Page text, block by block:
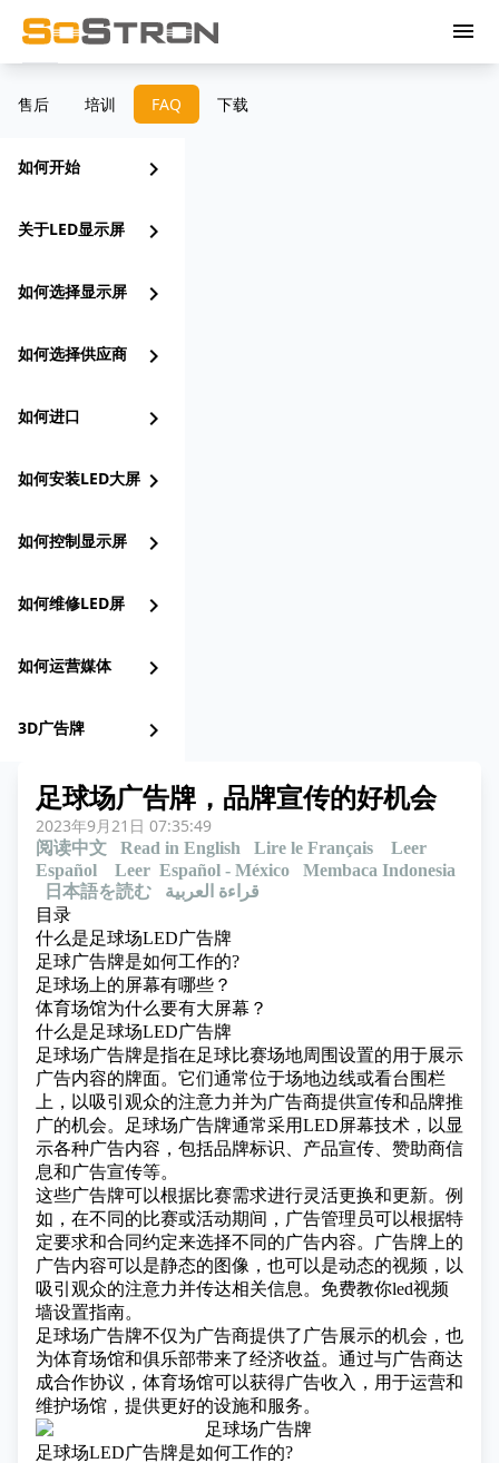
menu
售后 培训 FAQ 下载
如何开始 chevron_right
关于LED显示屏 chevron_right
如何选择显示屏 chevron_right
如何选择供应商 chevron_right
如何进口 chevron_right
如何安装LED大屏 chevron_right
如何控制显示屏 chevron_right
如何维修LED屏 chevron_right
如何运营媒体 chevron_right
3D广告牌 chevron_right
足球场广告牌，品牌宣传的好机会
2023年9月21日 07:35:49
阅读中文 Read in English Lire le Français
Leer
Español
Leer Español - México
Membaca Indonesia
日本語を読む
قراءة العربية
目录
什么是足球场LED广告牌
足球广告牌是如何工作的?
足球场上的屏幕有哪些？
体育场馆为什么要有大屏幕？
什么是足球场LED广告牌
足球场广告牌是指在足球比赛场地周围设置的用于展示
广告内容的牌面。它们通常位于场地边线或看台围栏
上，以吸引观众的注意力并为广告商提供宣传和品牌推
广的机会。足球场广告牌通常采用LED屏幕技术，以显
示各种广告内容，包括品牌标识、产品宣传、赞助商信
息和广告宣传等。
这些广告牌可以根据比赛需求进行灵活更换和更新。例
如，在不同的比赛或活动期间，广告管理员可以根据特
定要求和合同约定来选择不同的广告内容。广告牌上的
广告内容可以是静态的图像，也可以是动态的视频，以
吸引观众的注意力并传达相关信息。 免费教你led视频
墙设置指南。
足球场广告牌不仅为广告商提供了广告展示的机会，也
为体育场馆和俱乐部带来了经济收益。通过与广告商达
成合作协议，体育场馆可以获得广告收入，用于运营和
维护场馆，提供更好的设施和服务。
足球场LED广告牌是如何工作的?